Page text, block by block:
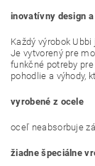
inovatívny design
Každý výrobok
Je vytvorený pre
funkčné potreby
pohodlie a výhody,
vyrobené z ocele
oceľ neabsorbuje
žiadne špeciálne